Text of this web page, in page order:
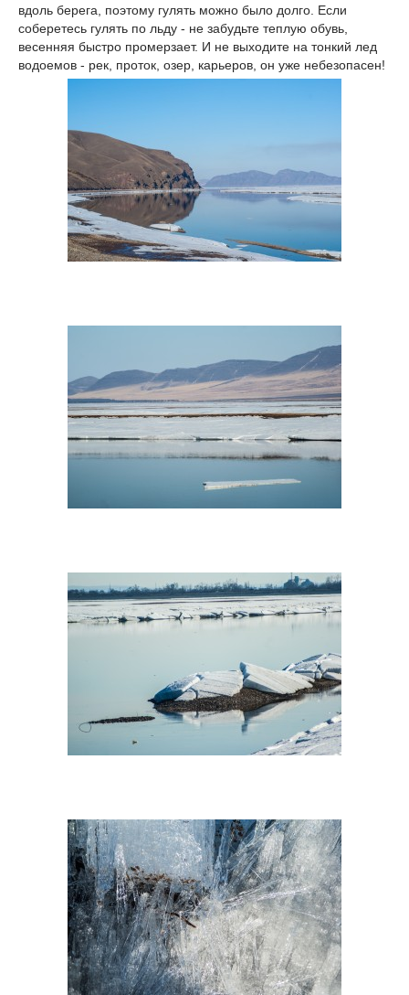
вдоль берега, поэтому гулять можно было долго. Если
соберетесь гулять по льду - не забудьте теплую обувь,
весенняя быстро промерзает. И не выходите на тонкий лед
водоемов - рек, проток, озер, карьеров, он уже небезопасен!